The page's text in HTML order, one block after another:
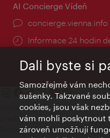
AI Concierge Vídeň
concierge.vienna.info
Informace 24 hodin
Kontakty
Credits
Prohlášení o ochraně osobních
Dali byste si
Samozřejmě vám
sušenky. Takzvané
cookies, jsou však
vám mohli poskytnout
zároveň umožňují